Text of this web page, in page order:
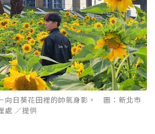
向日葵花田裡的帥氣身影。 圖：新北市
處 ／提供